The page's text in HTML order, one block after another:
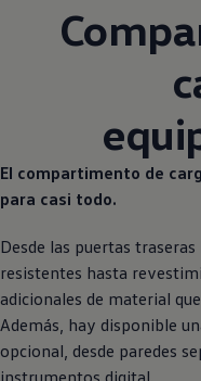
El compartimento de
para casi todo.
Desde las puertas
resistentes hasta
adicionales de material
Además, hay disponible
opcional, desde paredes
instrumentos digital.